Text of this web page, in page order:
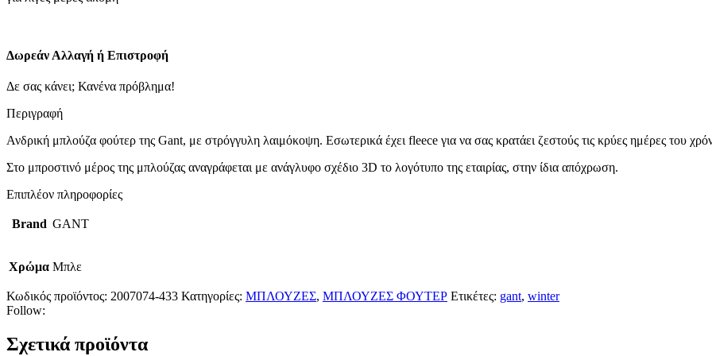
Δωρεάν Αλλαγή ή Επιστροφή
Δε σας κάνει; Κανένα πρόβλημα!
Περιγραφή
Ανδρική μπλούζα φούτερ της Gant, με στρόγγυλη λαιμόκοψη. Εσωτερικά έχει fleece για να σας κρατάει ζεστούς τις κρύες ημέρες του
Στο μπροστινό μέρος της μπλούζας αναγράφεται με ανάγλυφο σχέδιο 3D το λογότυπο της εταιρίας, στην ίδια απόχρωση.
Επιπλέον πληροφορίες
Brand GANT
Χρώμα Μπλε
Κωδικός προϊόντος: 2007074-433 Κατηγορίες: ΜΠΛΟΥΖΕΣ, ΜΠΛΟΥΖΕΣ ΦΟΥΤΕΡ Ετικέτες: gant, winter
Follow:
Σχετικά προϊόντα